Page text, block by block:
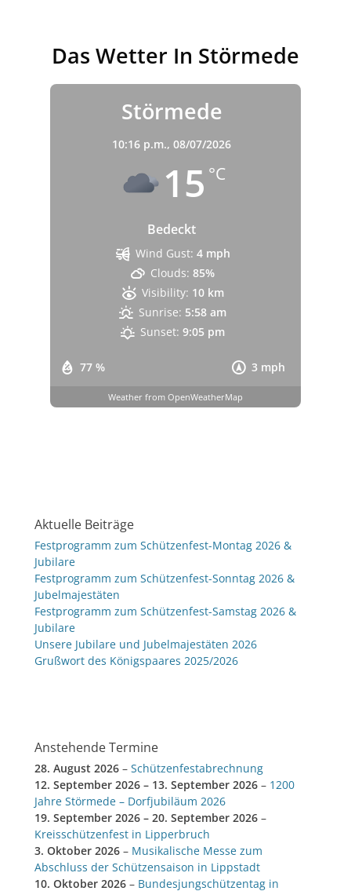
Das Wetter In Störmede
Störmede
10:16 p.m., 08/07/2026
15 °C
Bedeckt
77 % 3 mph
Wind Gust: 4 mph
Clouds: 85%
Visibility: 10 km
Sunrise: 5:58 am
Sunset: 9:05 pm
Weather from OpenWeatherMap
Aktuelle Beiträge
Festprogramm zum Schützenfest-Montag 2026 &
Jubilare
Festprogramm zum Schützenfest-Sonntag 2026 &
Jubelmajestäten
Festprogramm zum Schützenfest-Samstag 2026 &
Jubilare
Unsere Jubilare und Jubelmajestäten 2026
Grußwort des Königspaares 2025/2026
Anstehende Termine
28. August 2026 – Schützenfestabrechnung
12. September 2026 – 13. September 2026 – 1200
Jahre Störmede – Dorfjubiläum 2026
19. September 2026 – 20. September 2026 –
Kreisschützenfest in Lipperbruch
3. Oktober 2026 – Musikalische Messe zum
Abschluss der Schützensaison in Lippstadt
10. Oktober 2026 – Bundesjungschützentag in